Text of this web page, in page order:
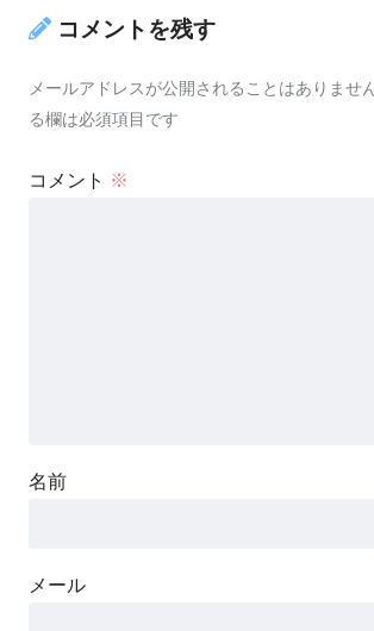
コメントを残す
メールアドレスが公開されることはありません
る欄は必須項目です
コメント ※
名前
メール